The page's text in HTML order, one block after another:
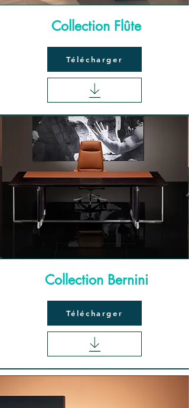
Collection Flûte
Télécharger
Collection Bernini
Télécharger